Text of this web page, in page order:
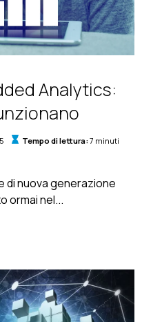
Analytics:
Tempo di lettura:7 minuti
di nuova generazione
ormai nel...